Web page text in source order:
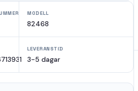
MODELL
82468
LEVERANSTID
3-5 dagar